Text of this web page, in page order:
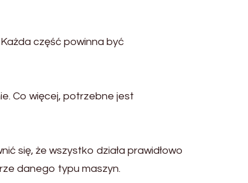
część powinna być
Co więcej, potrzebne jest
się, że wszystko działa prawidłowo
danego typu maszyn.